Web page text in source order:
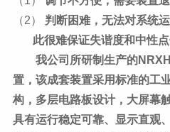
（2） 判断困难，无法对系统
此很难保证失谐度和中性
我公司所研制生产的
置，该成套装置采用标准的工
构，多层电路板设计，大屏幕
具有运行稳定可靠、显示直观